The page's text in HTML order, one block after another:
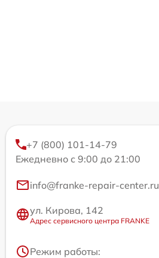
+7 (800) 101-14-79
Ежедневно с 9:00 до 21:00
info@franke-repair-center.ru
ул. Кирова, 142
Адрес сервисного центра FRANKE
Режим работы: